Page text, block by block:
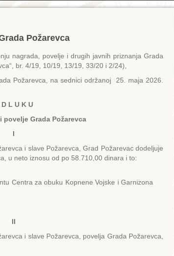
Požarevca
nagrada, povelje i drugih javnih priznanja Grada
br. 4/19, 10/19, 13/19, 33/20 i 2/24),
Požarevca, na sednici održanoj 25. maja 2026.
D L U K U
i povelje Grada Požarevca
I
i slave Požarevca, Grad Požarevac dodeljuje
u neto iznosu od po 58.710,00 dinara i to:
Centra za obuku Kopnene Vojske i Garnizona
II
i slave Požarevca, povelja Grada Požarevca,